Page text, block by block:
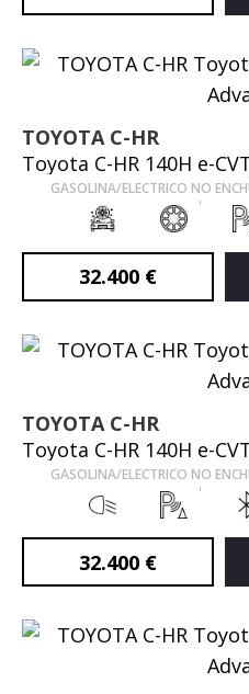
TOYOTA C-HR
Toyota C-HR 140H e-
GASOLINA/ELECTRICO NO
32.400 €
TOYOTA C-HR
Toyota C-HR 140H e-
GASOLINA/ELECTRICO NO
32.400 €